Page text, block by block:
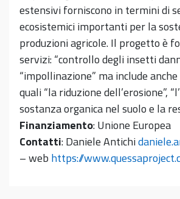
estensivi forniscono in termini di
ecosistemici importanti per la
produzioni agricole. Il progetto è
servizi: “controllo degli insetti
“impollinazione” ma include
quali “la riduzione dell’erosione”,
sostanza organica nel suolo e la
Finanziamento: Unione Europea
Contatti: Daniele Antichi
– web https://